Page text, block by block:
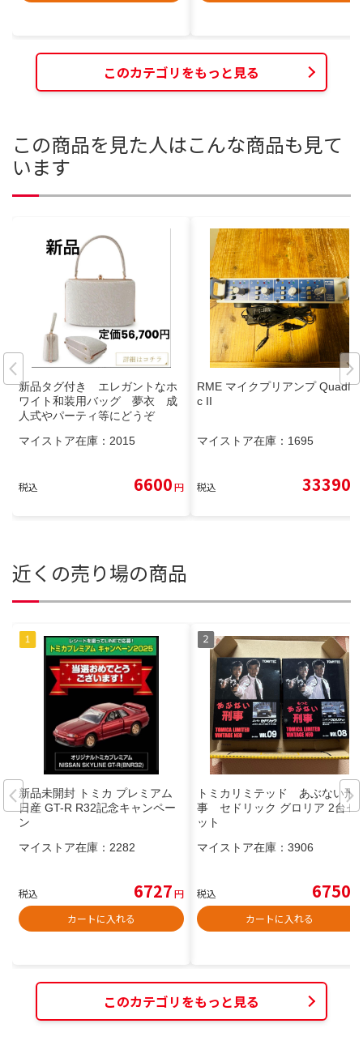
このカテゴリをもっと見る
この商品を見た人はこんな商品も見て
います
新品タグ付き エレガントなホ
ワイト和装用バッグ 夢衣 成
人式やパーティ等にどうぞ
マイストア在庫： 2015
税込 6600円
RME マイクプリアンプ QuadMi
c II
マイストア在庫： 1695
税込 33390
近くの売り場の商品
新品未開封 トミカ プレミアム
日産 GT-R R32記念キャンペー
ン
マイストア在庫： 2282
税込 6727円
カートに入れる
トミカリミテッド あぶない刑
事 セドリック グロリア 2台セ
ット
マイストア在庫： 3906
税込 6750
カートに入れる
このカテゴリをもっと見る